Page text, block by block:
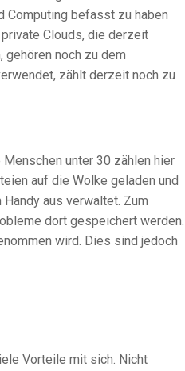
Computing befasst zu haben
Clouds, die derzeit
gehören noch zu dem
zählt derzeit noch zu
unter 30 zählen hier
auf die Wolke geladen und
Handy aus verwaltet. Zum
dort gespeichert werden.
wird. Dies sind jedoch
Vorteile mit sich. Nicht